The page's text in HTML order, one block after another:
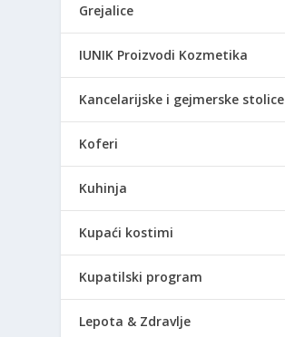
Grejalice
IUNIK Proizvodi Kozmetika
Kancelarijske i gejmerske stolice
Koferi
Kuhinja
Kupaći kostimi
Kupatilski program
Lepota & Zdravlje